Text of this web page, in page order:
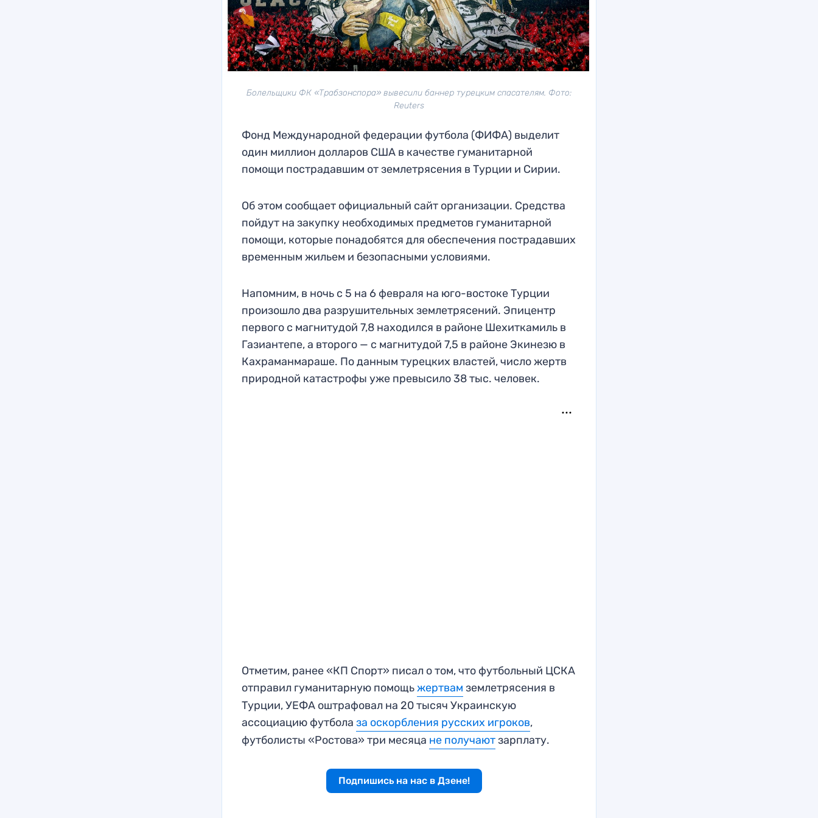
Болельщики ФК «Трабзонспора» вывесили баннер турецким спасателям. Фото:
Reuters
Фонд Международной федерации футбола (ФИФА) выделит
один миллион долларов США в качестве гуманитарной
помощи пострадавшим от землетрясения в Турции и Сирии.
Об этом сообщает официальный сайт организации. Средства
пойдут на закупку необходимых предметов гуманитарной
помощи, которые понадобятся для обеспечения пострадавших
временным жильем и безопасными условиями.
Напомним, в ночь с 5 на 6 февраля на юго-востоке Турции
произошло два разрушительных землетрясений. Эпицентр
первого с магнитудой 7,8 находился в районе Шехиткамиль в
Газиантепе, а второго — с магнитудой 7,5 в районе Экинезю в
Кахраманмараше. По данным турецких властей, число жертв
природной катастрофы уже превысило 38 тыс. человек.
Отметим, ранее «КП Спорт» писал о том, что футбольный ЦСКА
отправил гуманитарную помощьжертвам землетрясения в
Турции, УЕФА оштрафовал на 20 тысяч Украинскую
ассоциацию футболаза оскорбления русских игроков,
футболисты «Ростова» три месяца не получаютзарплату.
Подпишись на нас в Дзене!